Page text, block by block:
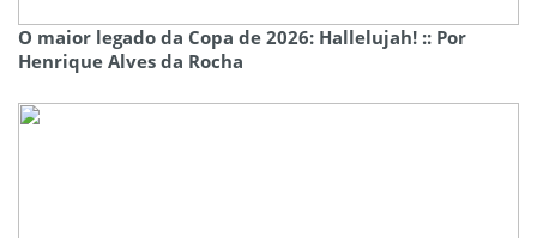
O maior legado da Copa de 2026: Hallelujah! :: Por
Henrique Alves da Rocha